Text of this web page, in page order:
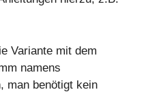
Variante mit dem
namens
man benötigt kein